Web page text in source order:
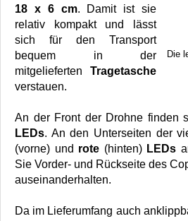
Die
18 x 6 cm. Damit ist sie
relativ kompakt und lässt
sich für den Transport
bequem in der
mitgelieferten Tragetasche
verstauen.
An der Front der Drohne finden
LEDs. An den Unterseiten der
(vorne) und rote (hinten) LEDs
Sie Vorder- und Rückseite des
auseinanderhalten.
Da im Lieferumfang auch